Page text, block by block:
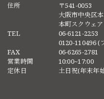
住所
〒541-0053
大阪市中央区
本町スクウェ
TEL
06-6121-2253
0120-110496 (
FAX
06-6265-2781
営業時間
10:00~17:00
定休日
土日祝(年末年